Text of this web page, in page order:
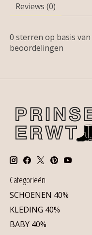
Reviews (0)
0 sterren op basis van
beoordelingen
Categorieën
SCHOENEN 40%
KLEDING 40%
BABY 40%